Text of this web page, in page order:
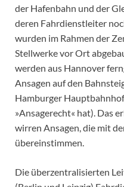
der Hafenbahn und der
deren Fahrdienstleiter
wurden im Rahmen der
Stellwerke vor Ort
werden aus Hannover
Ansagen auf den
Hamburger
»Ansagerecht« hat). Das
wirren Ansagen, die mit
übereinstimmen.
Die überzentralisierten